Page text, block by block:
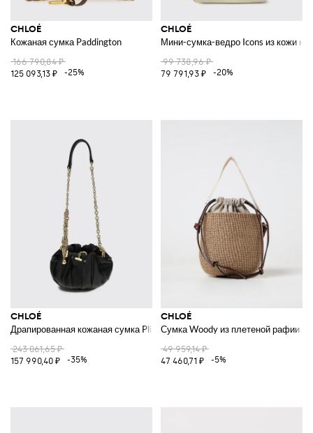
CHLOÉ
Кожаная сумка Paddington
166 790,84 ₽
125 093,13 ₽
-25%
CHLOÉ
Мини-сумка-ведро Icons из кожи
99 738,96 ₽
79 791,93 ₽
-20%
CHLOÉ
Драпированная кожаная сумка Plissé
243 061,65 ₽
157 990,40 ₽
-35%
CHLOÉ
Сумка Woody из плетеной рафии и
49 959,14 ₽
47 460,71 ₽
-5%